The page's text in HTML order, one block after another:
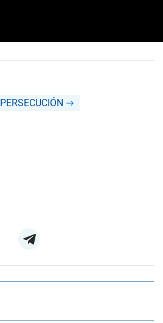
PERSECUCIÓN